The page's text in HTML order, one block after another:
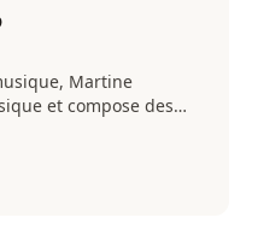
Martine
et compose des
pendant ses temps
intérieur, elle suit de